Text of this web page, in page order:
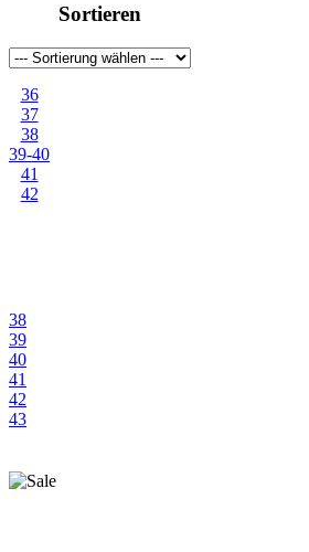
orange
Sortieren
36
37
38
39-40
41
42
38
39
40
41
42
43